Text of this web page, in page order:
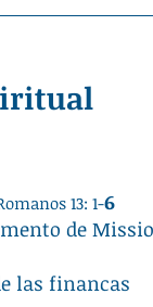
13: 1-6
de
las financas